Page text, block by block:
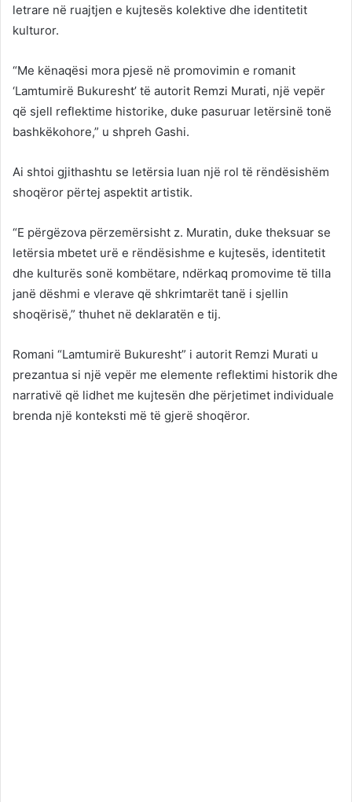
letrare në ruajtjen e kujtesës kolektive dhe identitetit
kulturor.
“Me kënaqësi mora pjesë në promovimin e romanit
‘Lamtumirë Bukuresht’ të autorit Remzi Murati, një vepër
që sjell reflektime historike, duke pasuruar letërsinë tonë
bashkëkohore,” u shpreh Gashi.
Ai shtoi gjithashtu se letërsia luan një rol të rëndësishëm
shoqëror përtej aspektit artistik.
“E përgëzova përzemërsisht z. Muratin, duke theksuar se
letërsia mbetet urë e rëndësishme e kujtesës, identitetit
dhe kulturës sonë kombëtare, ndërkaq promovime të tilla
janë dëshmi e vlerave që shkrimtarët tanë i sjellin
shoqërisë,” thuhet në deklaratën e tij.
Romani “Lamtumirë Bukuresht” i autorit Remzi Murati u
prezantua si një vepër me elemente reflektimi historik dhe
narrativë që lidhet me kujtesën dhe përjetimet individuale
brenda një konteksti më të gjerë shoqëror.